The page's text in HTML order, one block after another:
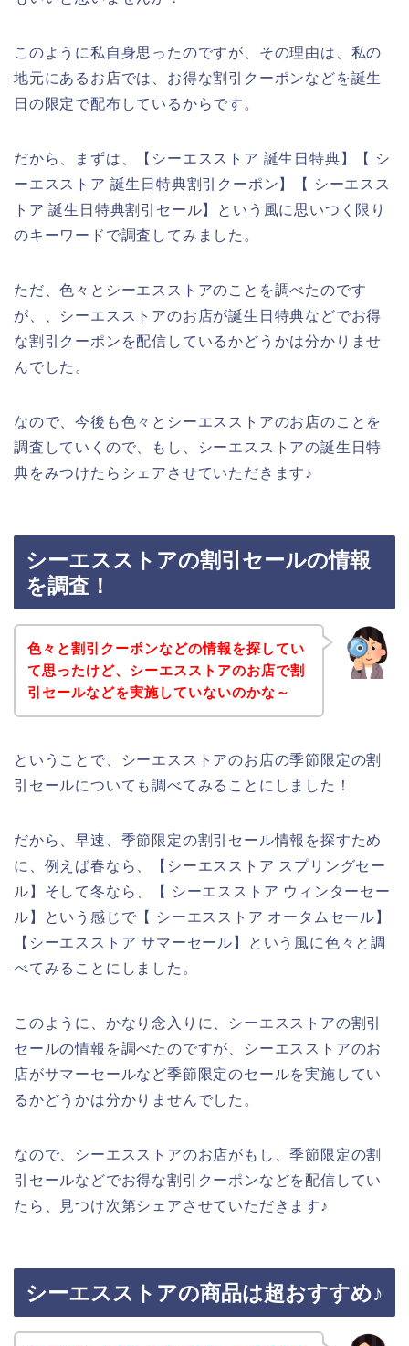
このように私自身思ったのですが、その理由は、私の
地元にあるお店では、お得な割引クーポンなどを誕生
日の限定で配布しているからです。
だから、まずは、【シーエスストア 誕生日特典】【 シ
ーエスストア 誕生日特典割引クーポン】【 シーエスス
トア 誕生日特典割引セール】という風に思いつく限り
のキーワードで調査してみました。
ただ、色々とシーエスストアのことを調べたのです
が、、シーエスストアのお店が誕生日特典などでお得
な割引クーポンを配信しているかどうかは分かりませ
んでした。
なので、今後も色々とシーエスストアのお店のことを
調査していくので、もし、シーエスストアの誕生日特
典をみつけたらシェアさせていただきます♪
シーエスストアの割引セールの情報
を調査！
色々と割引クーポンなどの情報を探してい
て思ったけど、シーエスストアのお店で割
引セールなどを実施していないのかな～
ということで、シーエスストアのお店の季節限定の割
引セールについても調べてみることにしました！
だから、早速、季節限定の割引セール情報を探すため
に、例えば春なら、【シーエスストア スプリングセー
ル】そして冬なら、【 シーエスストア ウィンターセー
ル】という感じで【 シーエスストア オータムセール】
【シーエスストア サマーセール】という風に色々と調
べてみることにしました。
このように、かなり念入りに、シーエスストアの割引
セールの情報を調べたのですが、シーエスストアのお
店がサマーセールなど季節限定のセールを実施してい
るかどうかは分かりませんでした。
なので、シーエスストアのお店がもし、季節限定の割
引セールなどでお得な割引クーポンなどを配信してい
たら、見つけ次第シェアさせていただきます♪
シーエスストアの商品は超おすすめ♪